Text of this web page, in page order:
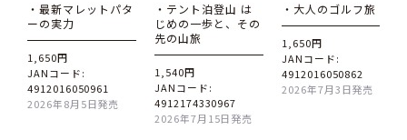
・最新マレットパタ
ーの実力
1,650円
JANコード:
4912016050961
2026年8月5日発売
・テント泊登山 は
じめの一歩と、その
先の山旅
1,540円
JANコード:
4912174330967
2026年7月15日発売
・大人のゴルフ旅
1,650円
JANコード:
4912016050862
2026年7月3日発売